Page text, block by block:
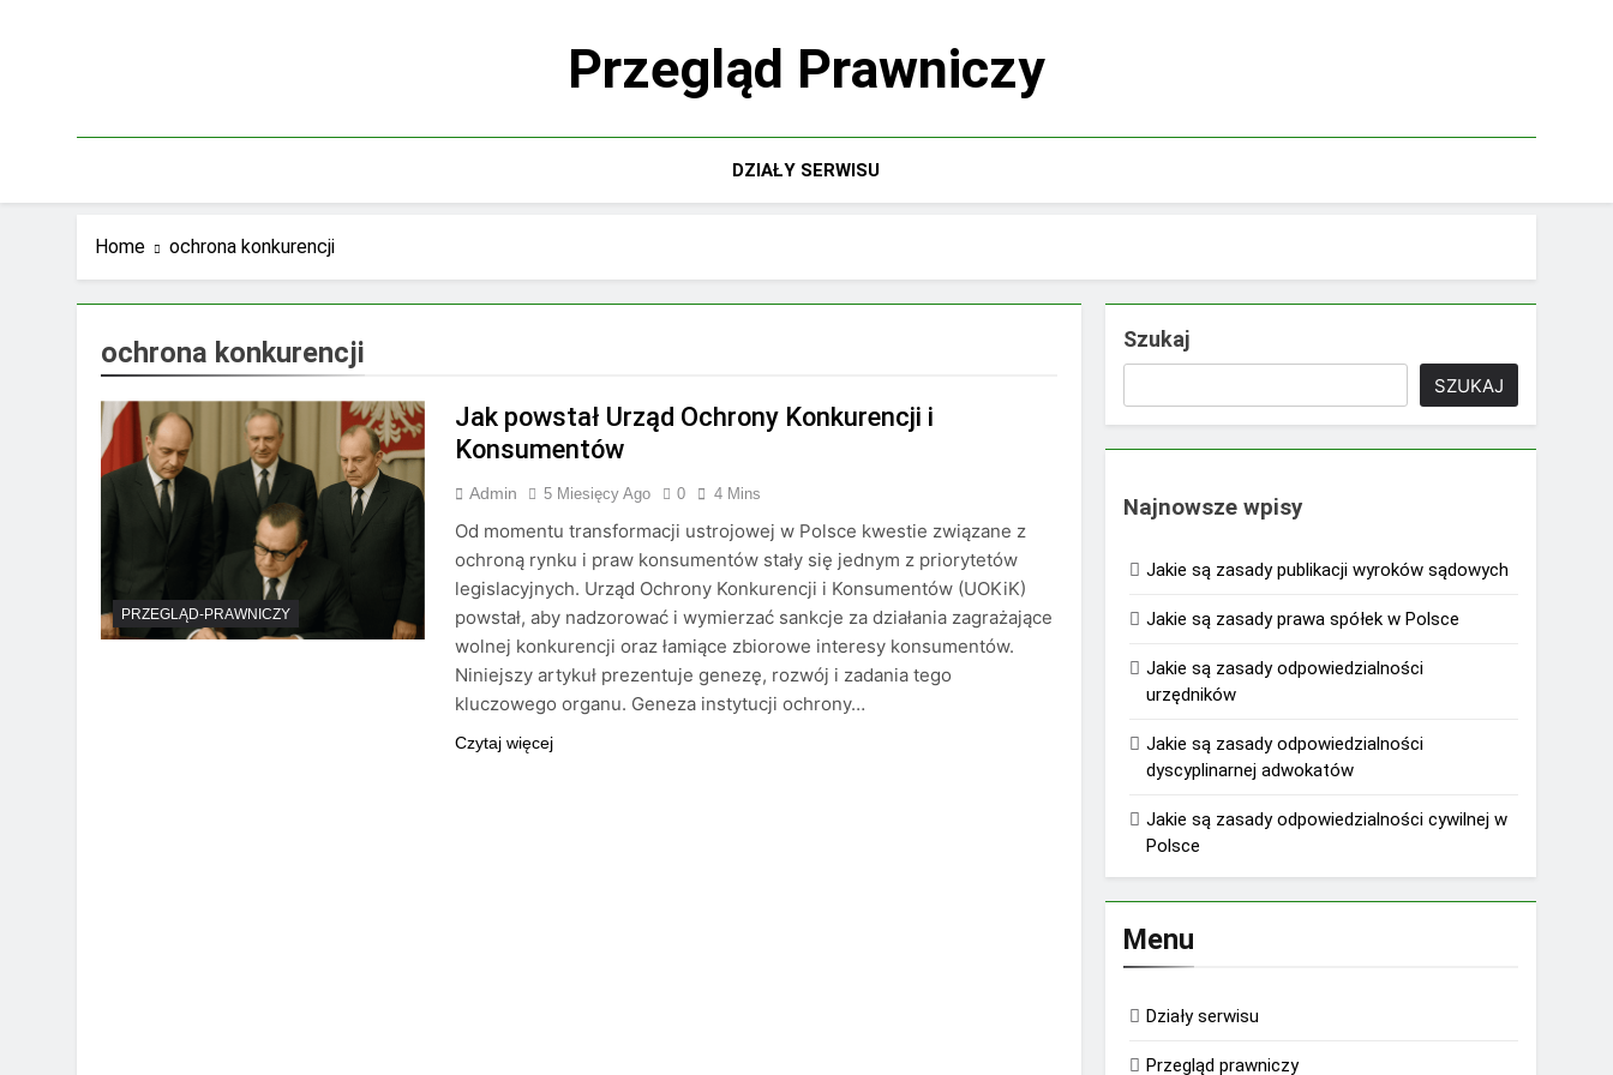
Przegląd Prawniczy
DZIAŁY SERWISU
Home ochrona konkurencji
ochrona konkurencji
PRZEGLĄD-PRAWNICZY
Jak powstał Urząd Ochrony Konkurencji i
Konsumentów
Admin 5 Miesięcy Ago 0 4 Mins
Od momentu transformacji ustrojowej w Polsce kwestie związane z
ochroną rynku i praw konsumentów stały się jednym z priorytetów
legislacyjnych. Urząd Ochrony Konkurencji i Konsumentów (UOKiK)
powstał, aby nadzorować i wymierzać sankcje za działania zagrażające
wolnej konkurencji oraz łamiące zbiorowe interesy konsumentów.
Niniejszy artykuł prezentuje genezę, rozwój i zadania tego
kluczowego organu. Geneza instytucji ochrony…
Czytaj więcej
Szukaj
SZUKAJ
Najnowsze wpisy
Jakie są zasady publikacji wyroków sądowych
Jakie są zasady prawa spółek w Polsce
Jakie są zasady odpowiedzialności
urzędników
Jakie są zasady odpowiedzialności
dyscyplinarnej adwokatów
Jakie są zasady odpowiedzialności cywilnej w
Polsce
Menu
Działy serwisu
Przegląd prawniczy